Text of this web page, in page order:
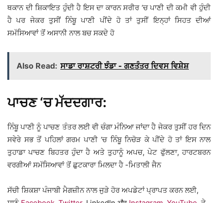
ਥਕਾਨ ਦੀ ਸ਼ਿਕਾਇਤ ਹੁੰਦੀ ਹੈ ਇਸ ਦਾ ਕਾਰਨ ਸਰੀਰ ‘ਚ ਪਾਣੀ ਦੀ ਕਮੀ ਵੀ ਹੁੰਦੀ
ਹੈ ਪਰ ਜੇਕਰ ਤੁਸੀਂ ਨਿੰਬੂ ਪਾਣੀ ਪੀਂਦੇ ਹੋ ਤਾਂ ਤੁਸੀਂ ਇਨ੍ਹਾਂ ਸਿਹਤ ਦੀਆਂ
ਸਮੱਸਿਆਵਾਂ ਤੋਂ ਅਸਾਨੀ ਨਾਲ ਬਚ ਸਕਦੇ ਹੋ
Also Read: ਸਾਡਾ ਰਾਸ਼ਟਰੀ ਝੰਡਾ - ਗਣਤੰਤਰ ਦਿਵਸ ਵਿਸ਼ੇਸ਼
ਪਾਚਣ ‘ਚ ਮੱਦਦਗਾਰ:
ਨਿੰਬੂ ਪਾਣੀ ਨੂੰ ਪਾਚਣ ਤੰਤਰ ਲਈ ਵੀ ਚੰਗਾ ਮੰਨਿਆ ਜਾਂਦਾ ਹੈ ਜੇਕਰ ਤੁਸੀਂ ਹਰ ਦਿਨ
ਸਵੇਰੇ ਸਭ ਤੋਂ ਪਹਿਲਾਂ ਗਰਮ ਪਾਣੀ ‘ਚ ਨਿੰਬੂ ਨਿਚੋੜ ਕੇ ਪੀਂਦੇ ਹੋ ਤਾਂ ਇਸ ਨਾਲ
ਤੁਹਾਡਾ ਪਾਚਣ ਬਿਹਤਰ ਹੁੰਦਾ ਹੈ ਅਤੇ ਤੁਹਾਨੂੰ ਅਪਚ, ਪੇਟ ਫੁੱਲਣਾ, ਹਾਰਟਬਰਨ
ਵਰਗੀਆਂ ਸਮੱਸਿਆਵਾਂ ਤੋਂ ਛੁਟਕਾਰਾ ਮਿਲਦਾ ਹੈ -ਮਿਤਾਲੀ ਜੈਨ
ਸੱਚੀ ਸ਼ਿਕਸ਼ਾ ਪੰਜਾਬੀ ਮੈਗਜ਼ੀਨ ਨਾਲ ਜੁੜੇ ਹੋਰ ਅਪਡੇਟਾਂ ਪ੍ਰਾਪਤ ਕਰਨ ਲਈ,